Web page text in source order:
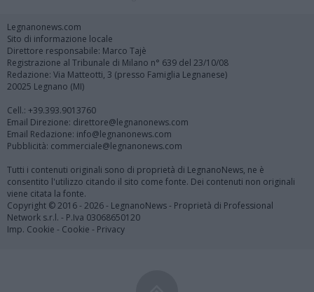
Legnanonews.com
Sito di informazione locale
Direttore responsabile: Marco Tajè
Registrazione al Tribunale di Milano n° 639 del 23/10/08
Redazione: Via Matteotti, 3 (presso Famiglia Legnanese)
20025 Legnano (MI)
Cell.: +39.393.9013760
Email Direzione: direttore@legnanonews.com
Email Redazione: info@legnanonews.com
Pubblicità: commerciale@legnanonews.com
Tutti i contenuti originali sono di proprietà di LegnanoNews, ne è
consentito l'utilizzo citando il sito come fonte. Dei contenuti non originali
viene citata la fonte.
Copyright © 2016 - 2026 - LegnanoNews - Proprietà di Professional
Network s.r.l. - P.Iva 03068650120
Imp. Cookie - Cookie - Privacy